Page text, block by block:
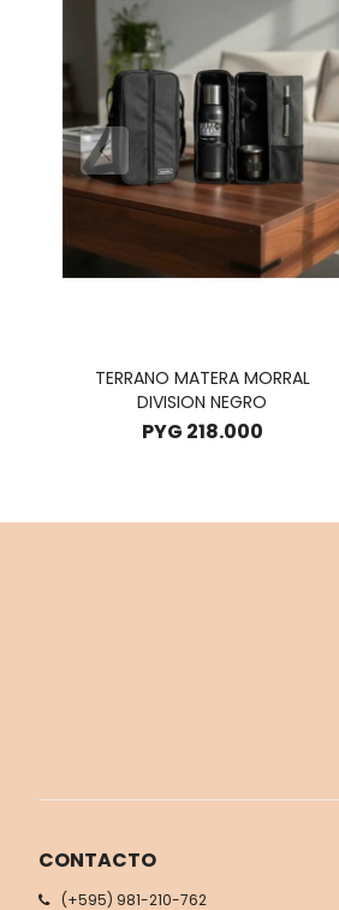
TERRANO MATERA MORRAL
DIVISION NEGRO
PYG 218.000
CONTACTO
(+595) 981-210-762